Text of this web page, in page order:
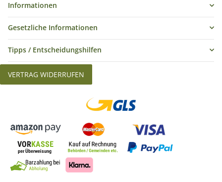
Informationen
Gesetzliche Informationen
Tipps / Entscheidungshilfen
VERTRAG WIDERRUFEN